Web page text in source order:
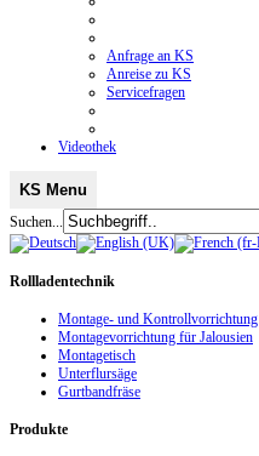
Anfrage an KS
Anreise zu KS
Servicefragen
Videothek
KS Menu
Suchen...
Rollladentechnik
Montage- und Kontrollvorrichtung
Montagevorrichtung für Jalousien
Montagetisch
Unterflursäge
Gurtbandfräse
Produkte